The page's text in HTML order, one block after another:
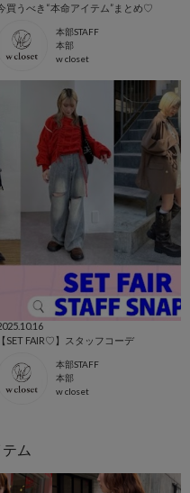
買うべき“本命アイテム”まとめ♡
本部STAFF
本部
w closet
【SET FAIR♡】スタッフコーデ
本部STAFF
本部
w closet